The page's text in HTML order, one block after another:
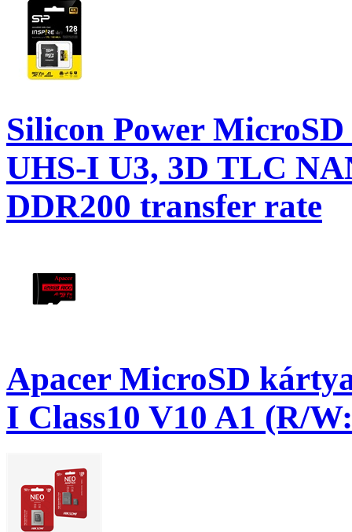
Silicon Power
UHS-I U3, 3D TLC
DDR200 transfer rate
Apacer MicroSD
I Class10 V10 A1 (R/